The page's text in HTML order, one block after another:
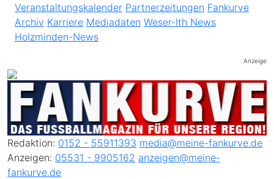
Veranstaltungskalender Partnerzeitungen Fankurve
Archiv Karriere Mediadaten Weser-Ith News
Holzminden-News
Anzeige
Redaktion: 0152 - 55911393 media@meine-fankurve.de
Anzeigen: 05531 - 9905162 anzeigen@meine-
fankurve.de